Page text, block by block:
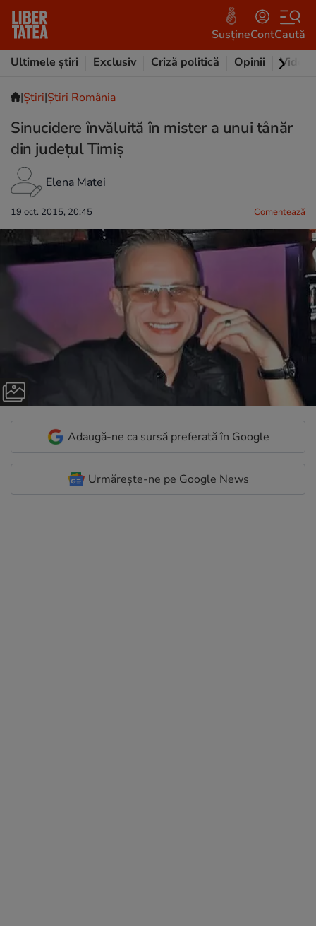
SusțineContCaută
Ultimele știri
Exclusiv Criză politică Opinii Video
|Ştiri|Știri România
Sinucidere învăluită în mister a unui tânăr
din judeţul Timiş
Elena Matei
19 oct. 2015, 20:45 Comentează
Adaugă-ne ca sursă preferată în Google
Urmărește-ne pe Google News